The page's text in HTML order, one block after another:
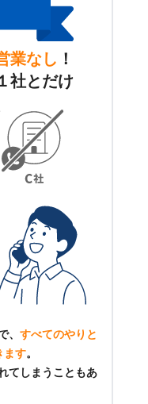
業なし ！
社とだけ
、 すべてのやりと
ます。
てしまうこともあ